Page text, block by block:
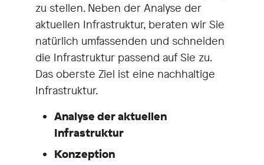
zu stellen. Neben der Analyse der
aktuellen Infrastruktur, beraten wir Sie
natürlich umfassenden und schneiden
die Infrastruktur passend auf Sie zu.
Das oberste Ziel ist eine nachhaltige
Infrastruktur.
Analyse der aktuellen
Infrastruktur
Konzeption